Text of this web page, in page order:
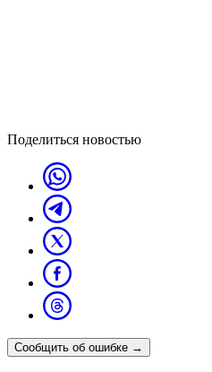
Поделиться новостью
Сообщить об ошибке →